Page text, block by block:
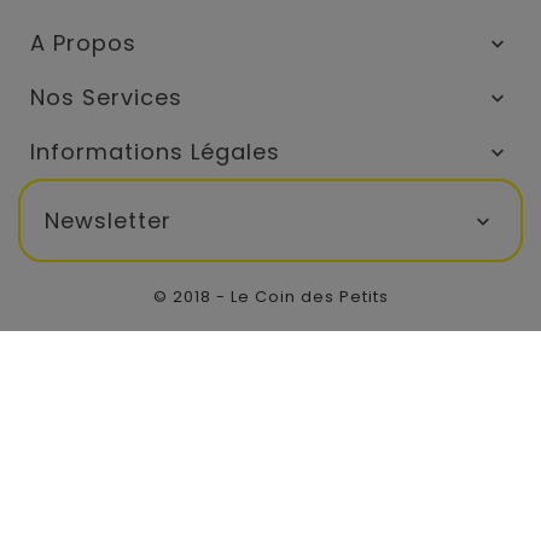
A Propos 
Nos Services 
Informations Légales 
Newsletter 
© 2018 - Le Coin des Petits